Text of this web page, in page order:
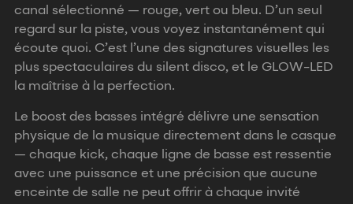
canal sélectionné — rouge, vert ou bleu. D’un seul
regard sur la piste, vous voyez instantanément qui
écoute quoi. C’est l’une des signatures visuelles les
plus spectaculaires du silent disco, et le GLOW-LED
la maîtrise à la perfection.
Le boost des basses intégré délivre une sensation
physique de la musique directement dans le casque
— chaque kick, chaque ligne de basse est ressentie
avec une puissance et une précision que aucune
enceinte de salle ne peut offrir à chaque invité